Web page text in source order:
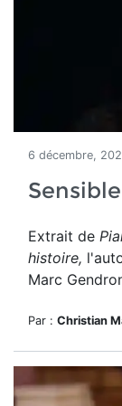
6 décembre,
Extrait de
histoire,
Marc
Par : Christian